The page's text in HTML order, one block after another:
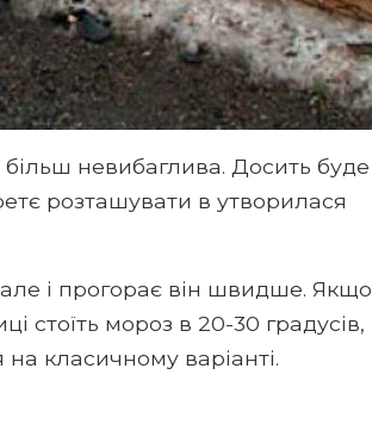
невибаглива. Досить буде
розташувати в утворилася
і прогорає він швидше. Якщо
стоїть мороз в 20-30 градусів,
класичному варіанті.